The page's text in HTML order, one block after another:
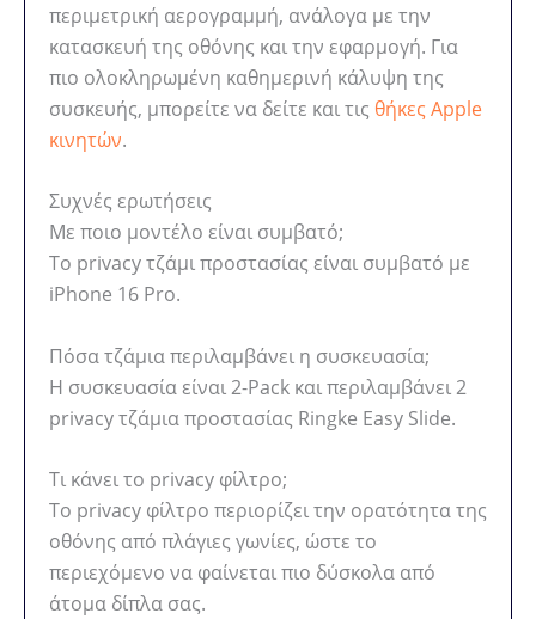
περιμετρική αερογραμμή, ανάλογα με την
κατασκευή της οθόνης και την εφαρμογή. Για
πιο ολοκληρωμένη καθημερινή κάλυψη της
συσκευής, μπορείτε να δείτε και τις θήκες Apple
κινητών.
Συχνές ερωτήσεις
Με ποιο μοντέλο είναι συμβατό;
Το privacy τζάμι προστασίας είναι συμβατό με
iPhone 16 Pro.
Πόσα τζάμια περιλαμβάνει η συσκευασία;
Η συσκευασία είναι 2-Pack και περιλαμβάνει 2
privacy τζάμια προστασίας Ringke Easy Slide.
Τι κάνει το privacy φίλτρο;
Το privacy φίλτρο περιορίζει την ορατότητα της
οθόνης από πλάγιες γωνίες, ώστε το
περιεχόμενο να φαίνεται πιο δύσκολα από
άτομα δίπλα σας.